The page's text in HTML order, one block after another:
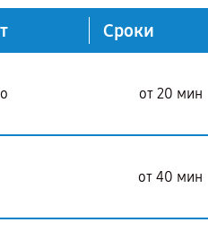
Сроки
от 20 мин
от 40 мин